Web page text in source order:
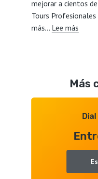
mejorar a cientos
Tours
más… Lee más:
2026,
Juan
Más